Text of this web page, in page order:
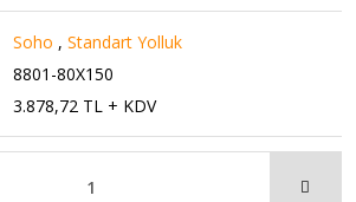
Soho ,Standart Yolluk
8801-80X150
3.878,72 TL + KDV